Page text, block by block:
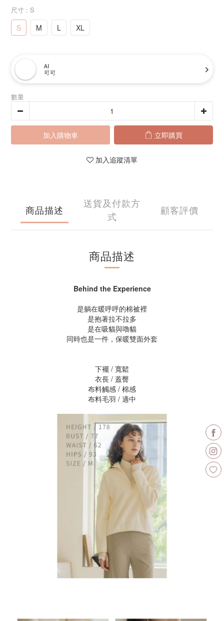
尺寸 : S
S M L XL
AI
可可
數量
加入購物車 立即購買
加入追蹤清單
商品描述
送貨及付款方
式
顧客評價
商品描述
Behind the Experience
是躺在暖呼呼的棉被裡
是抱著拉不拉多
是在吸貓與嚕貓
同時也是一件，保暖雙面外套
下襬 / 寬鬆
衣長 / 蓋臀
布料觸感 / 棉感
布料毛羽 / 適中